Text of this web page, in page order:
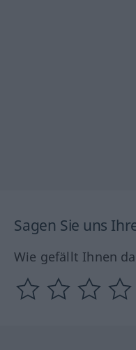
Sagen Sie uns
Wie gefällt Ihnen